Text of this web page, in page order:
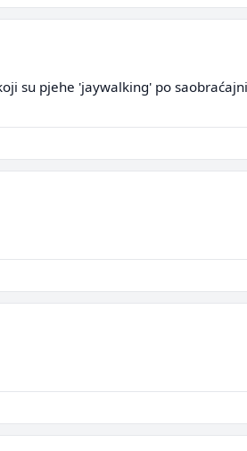
su pjehe 'jaywalking' po